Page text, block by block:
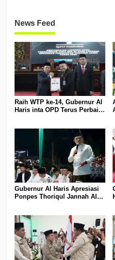
News Feed
Raih WTP ke-14, Gubernur Al
Haris inta OPD Terus Perbaiki
Gubernur Al Haris Apresiasi
Ponpes Thoriqul Jannah Al-